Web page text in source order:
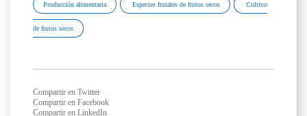
Producción alimentaria Especies frutales de frutos secos Cultivo
de frutos secos
Compartir en Twitter
Compartir en Facebook
Compartir en LinkedIn